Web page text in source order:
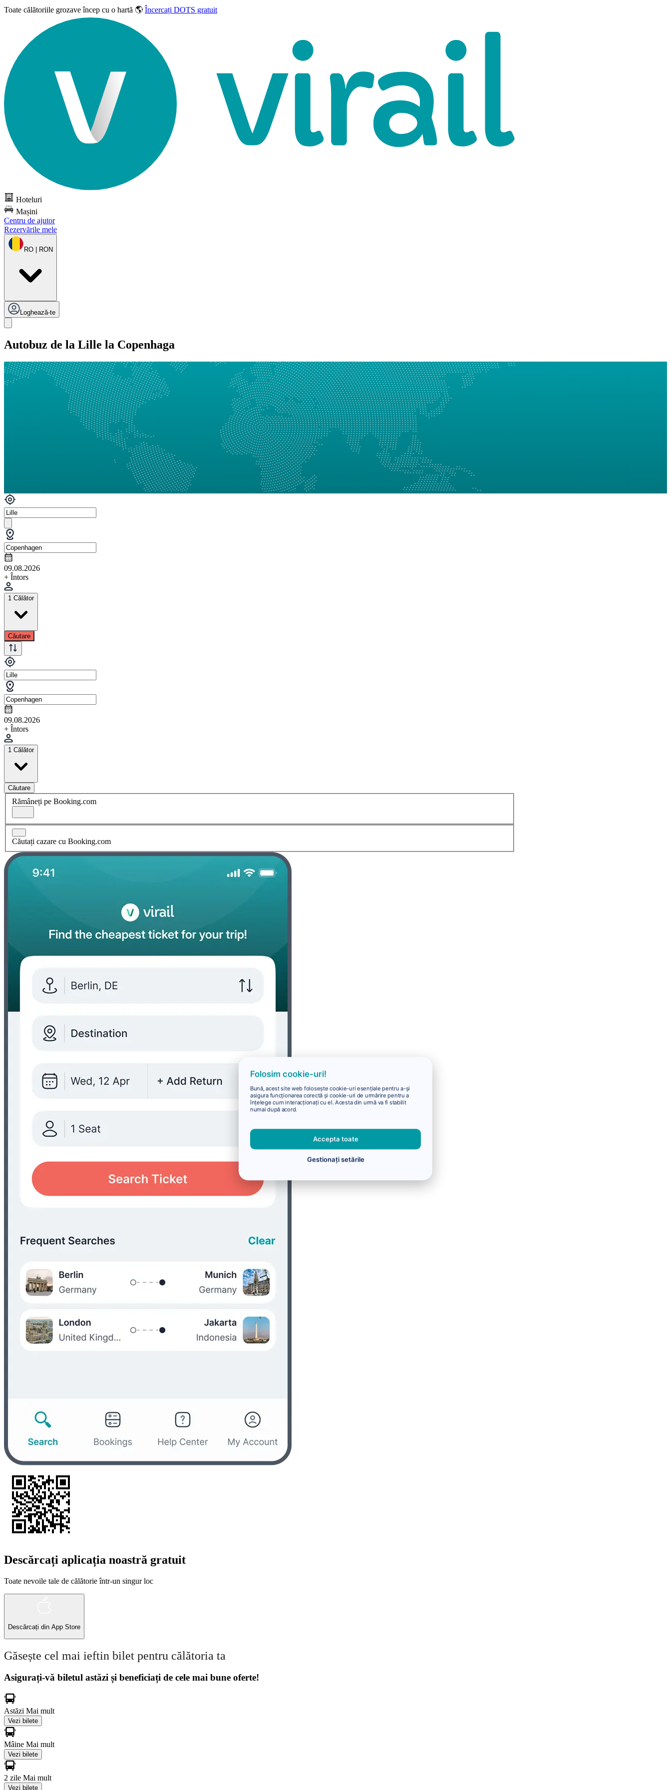
Toate călătoriile grozaveîncep cu o hartă 🌎 Încercați DOTS gratuit
Hoteluri
Mașini
Centru de ajutor
Rezervările mele
RO | RON
Loghează-te
Autobuz de la Lille la Copenhaga
09.08.2026
+ Întors
1 Călător
Căutare
09.08.2026
+ Întors
1 Călător
Căutare
Rămâneți pe Booking.com
Căutați cazare cu Booking.com
Descărcați aplicația noastră gratuit
Toate nevoile tale de călătorie într-un singur loc
Descărcați din App Store
Găsește cel mai ieftin bilet pentru călătoria ta
Asigurați-vă biletul astăzi și beneficiați de cele mai bune oferte!
Astăzi Mai mult
Vezi bilete
Mâine Mai mult
Vezi bilete
2 zile Mai mult
Vezi bilete
Folosim cookie-uri!
Bună, acest site web folosește cookie-uri esențiale pentru a-și
asigura funcționarea corectă și cookie-uri de urmărire pentru a
înțelege cum interacționați cu el. Acesta din urmă va fi stabilit
numai după acord.
Accepta toate
Gestionați setările